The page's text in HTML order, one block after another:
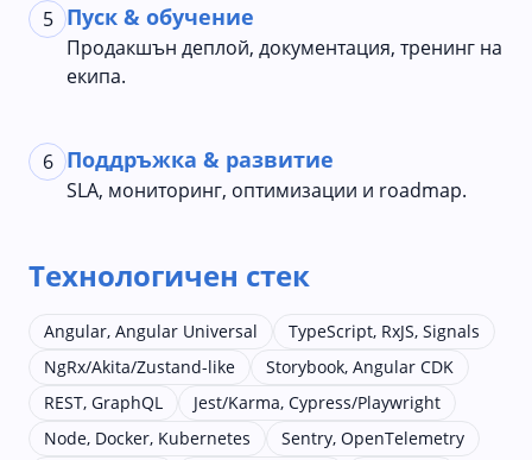
5 Пуск & обучение
Продакшън деплой, документация, тренинг на
екипа.
6 Поддръжка & развитие
SLA, мониторинг, оптимизации и roadmap.
Технологичен стек
Angular, Angular Universal
TypeScript, RxJS, Signals
NgRx/Akita/Zustand-like
Storybook, Angular CDK
REST, GraphQL
Jest/Karma, Cypress/Playwright
Node, Docker, Kubernetes
Sentry, OpenTelemetry